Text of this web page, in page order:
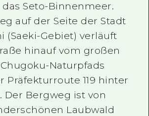
Seto-Binnenmeer.
auf der Seite der Stadt
(Saeki-Gebiet) verläuft
hinauf vom großen
Naturpfads
Präfekturroute 119 hinter
Der Bergweg ist von
Laubwald